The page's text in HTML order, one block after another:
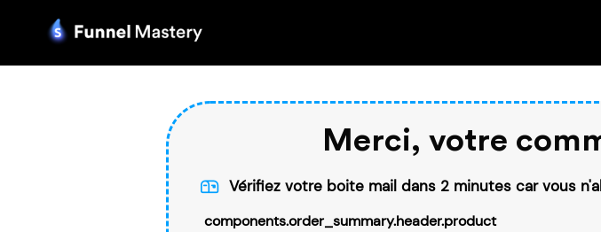
Merci, votre
Vérifiez votre boite mail dans 2 minutes car vous
components.order_summary.header.product